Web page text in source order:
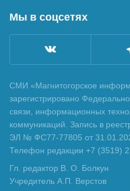
Мы в соцсетях
СМИ «Магнитогорское
зарегистрировано
связи, информационных
коммуникаций. Запись в
ЭЛ № ФС77-77805 от
Телефон редакции +7 (3519)
Гл. редактор В. О. Болкун
Учредитель А.П. Верстов